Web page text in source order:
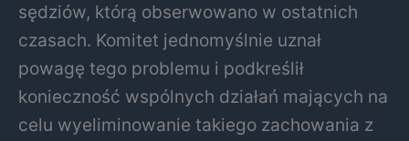
sędziów, którą obserwowano w ostatnich
czasach. Komitet jednomyślnie uznał
powagę tego problemu i podkreślił
konieczność wspólnych działań mających na
celu wyeliminowanie takiego zachowania z